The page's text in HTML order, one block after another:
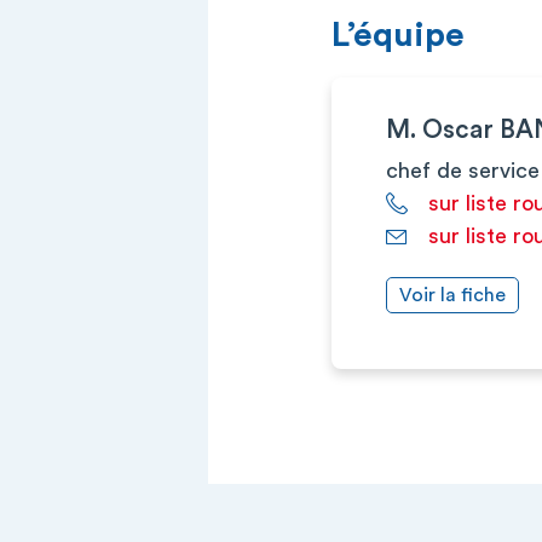
L’équipe
M. Oscar
chef de service
sur liste
sur liste
Voir la fiche